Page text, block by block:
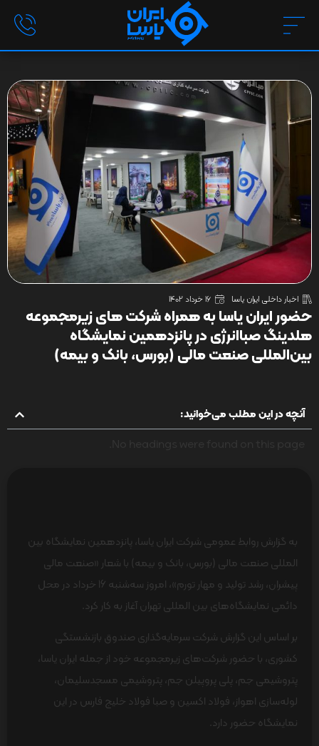
اخبار داخلی ایران یاسا 16 خرداد 1402
حضور ایران یاسا به همراه شرکت های زیرمجموعه
هلدینگ صباانرژی در پانزدهمین نمایشگاه
بین‌‌المللی صنعت مالی (بورس، بانک و بیمه)
آنچه در این مطلب می‌خوانید:
به گزارش روابط عمومی شرکت ایران یاسا، پانزدهمین نمایشگاه بین‌
المللی صنعت مالی (بورس، بانک و بیمه) با شعار «صنعت مالی
پیشران، رشد تولید و مهار تورم»، امروز سه‌شنبه 16 خرداد در محل
دائمی نمایشگاه‌های بین المللی تهران آغاز به کار کرد.
بر اساس این گزارش شرکت سرمایه‌گذاری صندوق بازنشستگی
کشوری، با حضور شرکت‌های زیرمجموعه خود از جمله ایران یاسا،
پتروشیمی جم، پلی پروپیلن جم، پتروشیمی مسجدسلیمان،
لوله‌سازی اهواز، فولاد اکسین و صبا فولاد خلیج فارس در این
نمایشگاه حضور دارد.